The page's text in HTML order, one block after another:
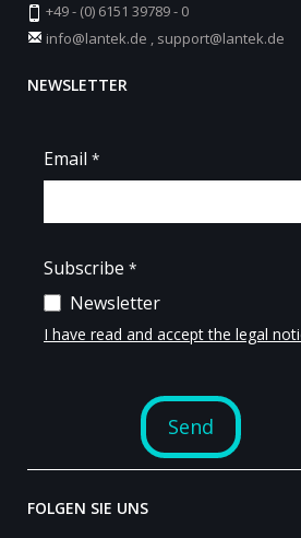
+49 - (0) 6151 39789 - 0
info@lantek.de , support@lantek.de
NEWSLETTER
FOLGEN SIE UNS